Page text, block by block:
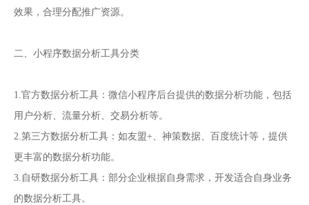
效果，合理分配推广资源。
二、小程序数据分析工具分类
1.官方数据分析工具：微信小程序后台提供的数据分析功能，包括
用户分析、流量分析、交易分析等。
2.第三方数据分析工具：如友盟+、神策数据、百度统计等，提供
更丰富的数据分析功能。
3.自研数据分析工具：部分企业根据自身需求，开发适合自身业务
的数据分析工具。